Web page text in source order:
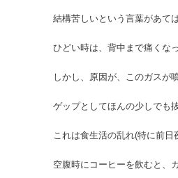
結構苦しいという言葉があて
ひどい時は、背中まで痛くな
しかし、原因が、このガスが
ゲップとしてほんの少しでも
これは食生活の乱れ(特に前日
空腹時にコーヒーを飲むと、